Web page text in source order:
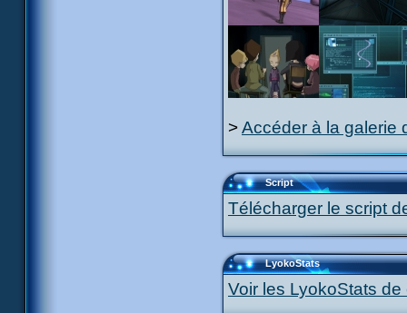
>Accéder à la galerie
Script
Télécharger le script
LyokoStats
Voir les LyokoStats